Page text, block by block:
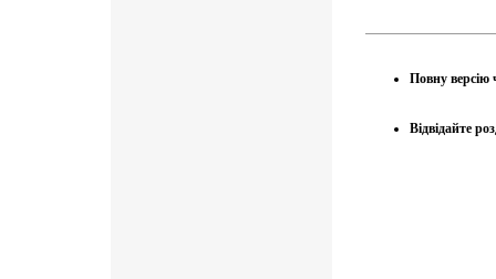
Повну версію
Відвідайте